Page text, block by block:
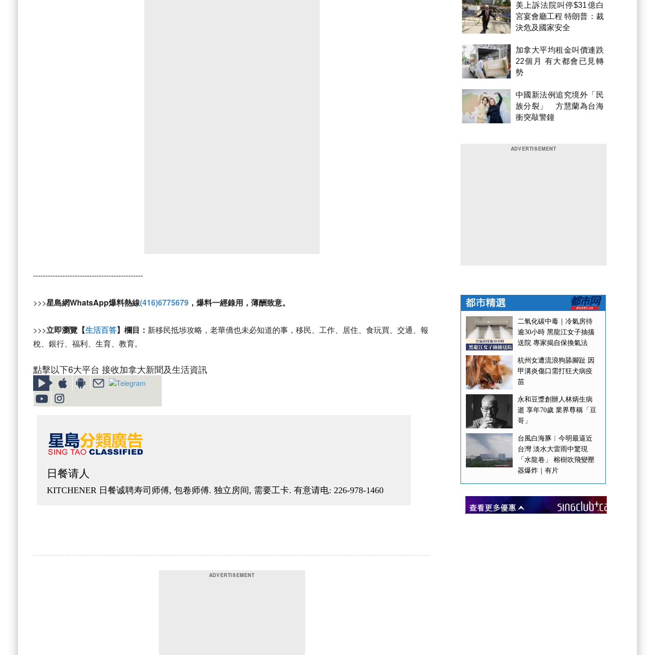
---------------------------------------------
>>>星島網WhatsApp爆料熱線(416)6775679 ，爆料一經錄用，薄酬致意。
>>>立即瀏覽【生活百答】欄目： 新移民抵埗攻略，老華僑也未必知道的事，移民、工作、居住、食玩買、交通、報
稅、銀行、福利、生育、教育。
點擊以下6大平台 接收加拿大新聞及生活資訊
美上訴法院叫停$31億白
宮宴會廳工程 特朗普：裁
決危及國家安全
加拿大平均租金叫價連跌
22個月 有大都會已見轉
勢
中國新法例追究境外「民
族分裂」 方慧蘭為台海
衝突敲警鐘